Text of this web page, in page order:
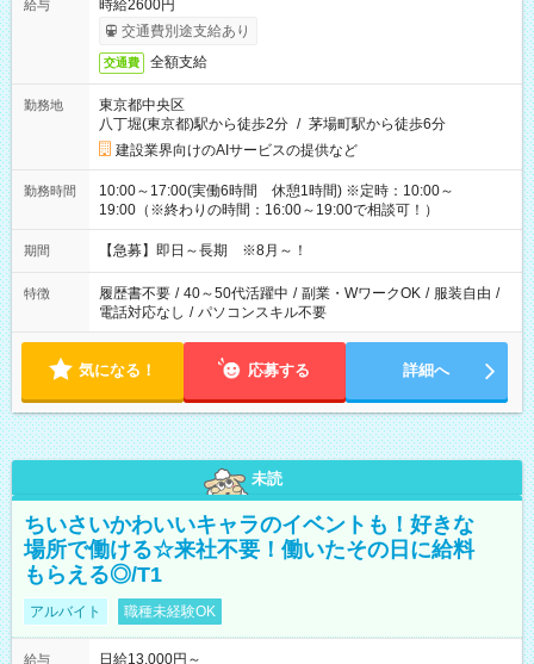
給与
時給2600円
交通費別途支給あり
交通費 全額支給
勤務地
東京都中央区
八丁堀(東京都)駅から徒歩2分 / 茅場町駅から徒歩6分
建設業界向けのAIサービスの提供など
勤務時間
10:00～17:00(実働6時間 休憩1時間) ※定時：10:00～
19:00（※終わりの時間：16:00～19:00で相談可！）
期間 【急募】即日～長期 ※8月～！
特徴 履歴書不要 / 40～50代活躍中 / 副業・WワークOK / 服装自由 /
電話対応なし / パソコンスキル不要
気になる！ 応募する 詳細へ
未読
ちいさいかわいいキャラのイベントも！好きな
場所で働ける☆来社不要！働いたその日に給料
もらえる◎/T1
アルバイト 職種未経験OK
給与
日給13,000円～